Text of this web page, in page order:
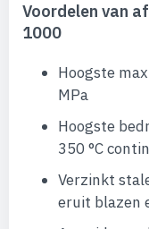
Voordelen van
1000
Hoogste
MPa
Hoogste
350 °C
Verzinkt
eruit blazen